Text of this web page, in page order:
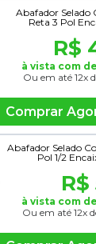
Abafador Selado
Reta 3 Pol
R$
à vista com
Ou em até 12x
Comprar
Abafador Selado
Pol 1/2
R$
à vista com
Ou em até 12x